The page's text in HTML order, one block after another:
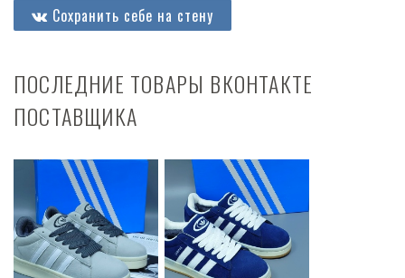
Сохранить себе на стену
ПОСЛЕДНИЕ ТОВАРЫ ВКОНТАКТЕ
ПОСТАВЩИКА